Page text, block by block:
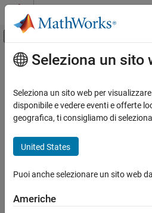
Vai al contenuto
Attiva/disattiva
Pagina iniziale della documentazione
Contenuto principale
Seleziona un sito
Seleziona un sito web per
disponibile e vedere eventi e offerte
geografica, ti consigliamo di
United States
Puoi anche selezionare un sito web
Americhe